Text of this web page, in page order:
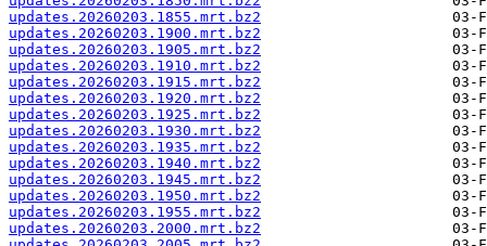
updates.20260203.1855.mrt.bz2
updates.20260203.1900.mrt.bz2
updates.20260203.1905.mrt.bz2
updates.20260203.1910.mrt.bz2
updates.20260203.1915.mrt.bz2
updates.20260203.1920.mrt.bz2
updates.20260203.1925.mrt.bz2
updates.20260203.1930.mrt.bz2
updates.20260203.1935.mrt.bz2
updates.20260203.1940.mrt.bz2
updates.20260203.1945.mrt.bz2
updates.20260203.1950.mrt.bz2
updates.20260203.1955.mrt.bz2
updates.20260203.2000.mrt.bz2